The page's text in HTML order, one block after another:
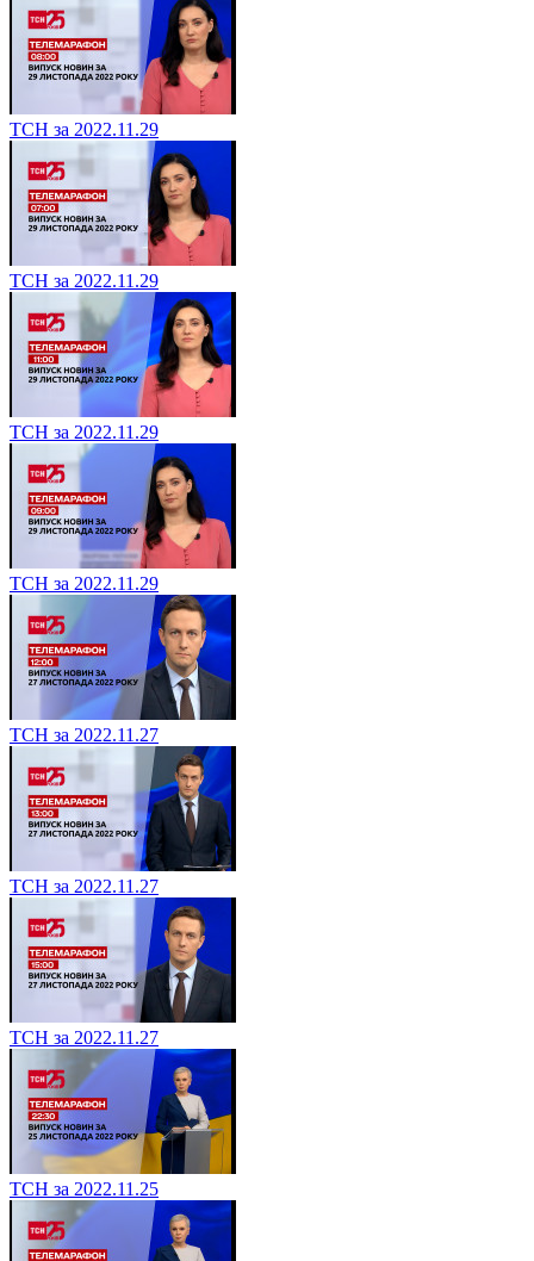
ТСН за 2022.11.29
ТСН за 2022.11.29
ТСН за 2022.11.29
ТСН за 2022.11.29
ТСН за 2022.11.27
ТСН за 2022.11.27
ТСН за 2022.11.27
ТСН за 2022.11.25